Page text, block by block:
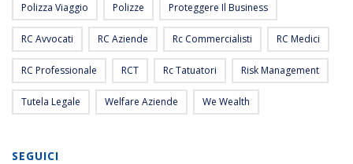
Polizza Viaggio Polizze Proteggere Il Business
RC Avvocati RC Aziende Rc Commercialisti RC Medici
RC Professionale RCT Rc Tatuatori Risk Management
Tutela Legale Welfare Aziende We Wealth
SEGUICI